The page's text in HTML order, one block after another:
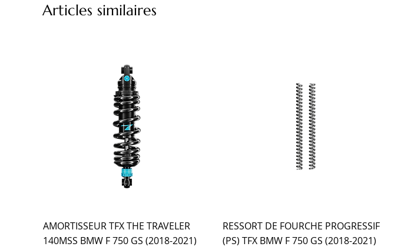
Articles similaires
AMORTISSEUR TFX THE TRAVELER
140MSS BMW F 750 GS (2018-2021)
RESSORT DE FOURCHE PROGRESSIF
(PS) TFX BMW F 750 GS (2018-2021)